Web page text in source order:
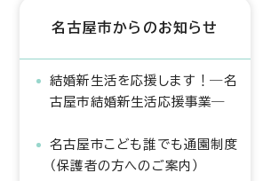
名古屋市からのお知らせ
結婚新生活を応援します！―名
古屋市結婚新生活応援事業―
名古屋市こども誰でも通園制度
（保護者の方へのご案内）